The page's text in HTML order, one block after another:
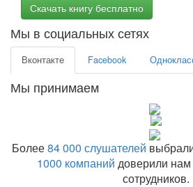
Скачать книгу бесплатно
Мы в социальных сетях
Вконтакте Facebook
Мы принимаем
Более84 000 слушателей
1000 компаний доверили
сотрудников.